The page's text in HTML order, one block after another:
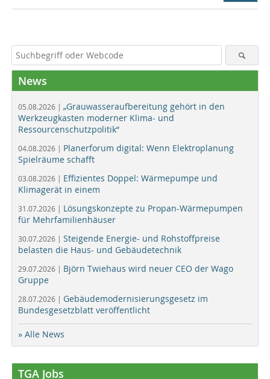
News
05.08.2026 | „Grauwasseraufbereitung gehört in den
Werkzeugkasten moderner Klima- und
Ressourcenschutzpolitik“
04.08.2026 | Planerforum digital: Wenn Elektroplanung
Spielräume schafft
03.08.2026 | Effizientes Doppel: Wärmepumpe und
Klimagerät in einem
31.07.2026 | Lösungskonzepte zu Propan-Wärmepumpen
für Mehrfamilienhäuser
30.07.2026 | Steigende Energie- und Rohstoffpreise
belasten die Haus- und Gebäudetechnik
29.07.2026 | Björn Twiehaus wird neuer CEO der Wago
Gruppe
28.07.2026 | Gebäudemodernisierungsgesetz im
Bundesgesetzblatt veröffentlicht
» Alle News
TGA Jobs